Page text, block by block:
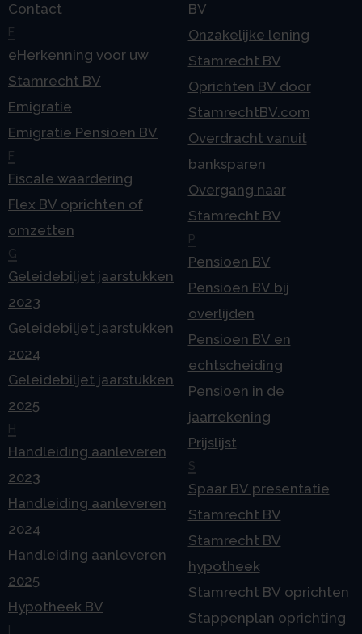
Contact
E
eHerkenning voor uw
Stamrecht BV
Emigratie
Emigratie Pensioen BV
F
Fiscale waardering
Flex BV oprichten of
omzetten
G
Geleidebiljet jaarstukken
2023
Geleidebiljet jaarstukken
2024
Geleidebiljet jaarstukken
2025
H
Handleiding aanleveren
2023
Handleiding aanleveren
2024
Handleiding aanleveren
2025
Hypotheek BV
BV
Onzakelijke lening
Stamrecht BV
Oprichten BV door
StamrechtBV.com
Overdracht vanuit
banksparen
Overgang naar
Stamrecht BV
P
Pensioen BV
Pensioen BV bij
overlijden
Pensioen BV en
echtscheiding
Pensioen in de
jaarrekening
Prijslijst
S
Spaar BV presentatie
Stamrecht BV
Stamrecht BV
hypotheek
Stamrecht BV oprichten
Stappenplan oprichting